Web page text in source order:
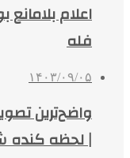
اعلام
فله
۱۴۰۳/۰۹/۰۵
واضح‌ترین
| لحظه کنده